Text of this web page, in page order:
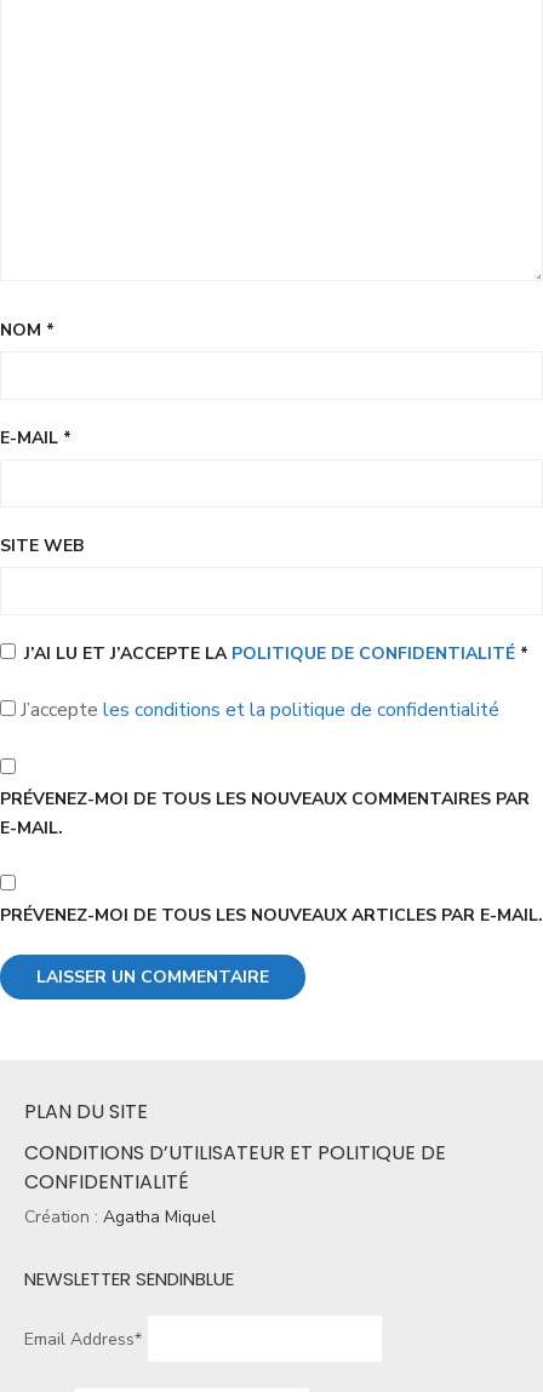
NOM *
E-MAIL *
SITE WEB
J’AI LU ET J’ACCEPTE LA POLITIQUE DE CONFIDENTIALITÉ *
J’accepte les conditions et la politique de confidentialité
PRÉVENEZ-MOI DE TOUS LES NOUVEAUX COMMENTAIRES PAR
E-MAIL.
PRÉVENEZ-MOI DE TOUS LES NOUVEAUX ARTICLES PAR E-MAIL.
PLAN DU SITE
CONDITIONS D’UTILISATEUR ET POLITIQUE DE
CONFIDENTIALITÉ
Création : Agatha Miquel
NEWSLETTER SENDINBLUE
Email Address*